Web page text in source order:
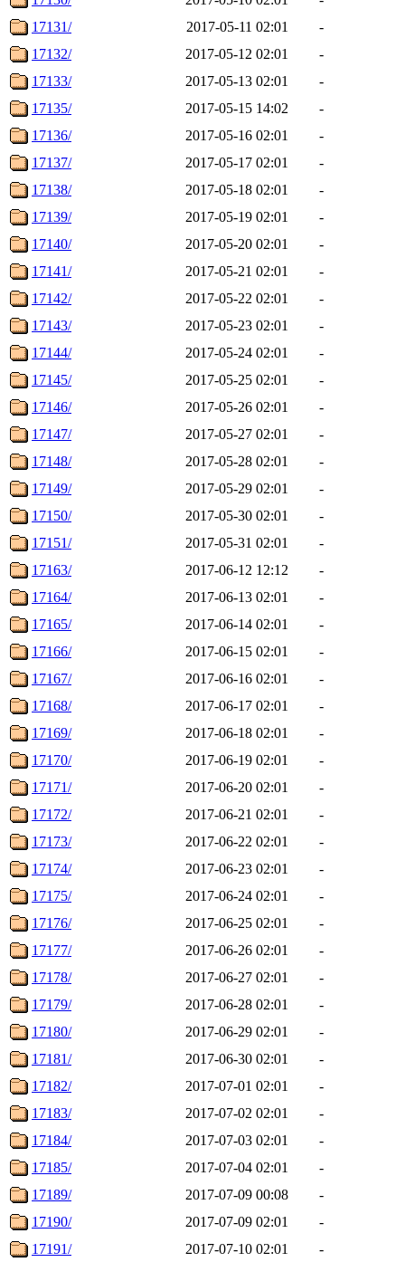
17131/
2017-05-11 02:01
-
17132/
2017-05-12 02:01
-
17133/
2017-05-13 02:01
-
17135/
2017-05-15 14:02
-
17136/
2017-05-16 02:01
-
17137/
2017-05-17 02:01
-
17138/
2017-05-18 02:01
-
17139/
2017-05-19 02:01
-
17140/
2017-05-20 02:01
-
17141/
2017-05-21 02:01
-
17142/
2017-05-22 02:01
-
17143/
2017-05-23 02:01
-
17144/
2017-05-24 02:01
-
17145/
2017-05-25 02:01
-
17146/
2017-05-26 02:01
-
17147/
2017-05-27 02:01
-
17148/
2017-05-28 02:01
-
17149/
2017-05-29 02:01
-
17150/
2017-05-30 02:01
-
17151/
2017-05-31 02:01
-
17163/
2017-06-12 12:12
-
17164/
2017-06-13 02:01
-
17165/
2017-06-14 02:01
-
17166/
2017-06-15 02:01
-
17167/
2017-06-16 02:01
-
17168/
2017-06-17 02:01
-
17169/
2017-06-18 02:01
-
17170/
2017-06-19 02:01
-
17171/
2017-06-20 02:01
-
17172/
2017-06-21 02:01
-
17173/
2017-06-22 02:01
-
17174/
2017-06-23 02:01
-
17175/
2017-06-24 02:01
-
17176/
2017-06-25 02:01
-
17177/
2017-06-26 02:01
-
17178/
2017-06-27 02:01
-
17179/
2017-06-28 02:01
-
17180/
2017-06-29 02:01
-
17181/
2017-06-30 02:01
-
17182/
2017-07-01 02:01
-
17183/
2017-07-02 02:01
-
17184/
2017-07-03 02:01
-
17185/
2017-07-04 02:01
-
17189/
2017-07-09 00:08
-
17190/
2017-07-09 02:01
-
17191/
2017-07-10 02:01
-